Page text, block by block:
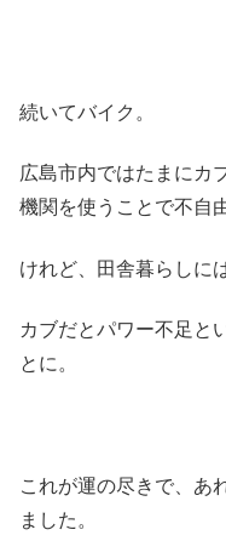
続いてバイク。
広島市内ではたまにカ
機関を使うことで不自
けれど、田舎暮らしに
カブだとパワー不足と
とに。
これが運の尽きで、あ
ました。